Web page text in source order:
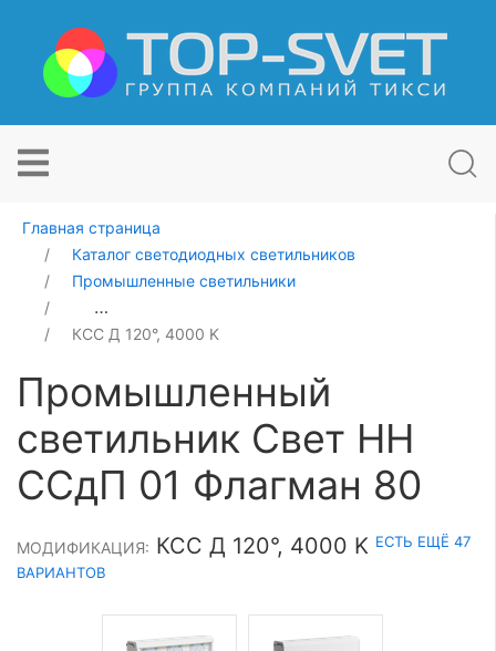
Главная страница
Каталог светодиодных светильников
Промышленные светильники
Промышленный светильник Свет НН ССдП 01
КСС Д 120°, 4000 K
Промышленный
светильник Свет НН
ССдП 01 Флагман 80
МОДИФИКАЦИЯ: КСС Д 120°, 4000 K ЕСТЬ ЕЩЁ 47
ВАРИАНТОВ